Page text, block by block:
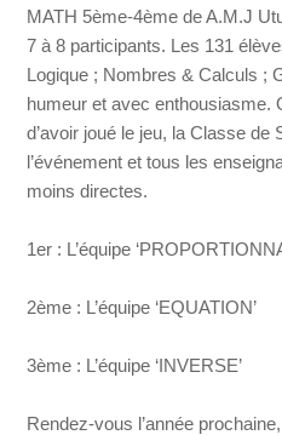
MATH 5ème-4ème de A.M.J
7 à 8 participants. Les 131
Logique ; Nombres & Calculs ;
humeur et avec enthousiasme.
d’avoir joué le jeu, la Classe de
l’événement et tous les
moins directes.
1er : L’équipe
2ème : L’équipe ‘EQUATION’
3ème : L’équipe ‘INVERSE’
Rendez-vous l’année